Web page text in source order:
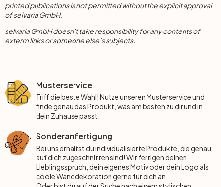
Wandtattoo & Bilderrahmen
Wandtattoo & Uhrwerk
Wandtattoo & 3D Schmetterlinge
Familie
Home
Künstler
Wandbilder-Set
Rund Bilder
Quadratische Bilder
3-teilig
Selbstklebend
Papiertapeten
Tapeten Gold
Tapeten Grau
Tapeten Gelb
Tischplatten
Heimtextilien
printed publications is not permitted without the explicit approval
of selvaria GmbH.
selvaria GmbH doesn’t take responsibility for any contents of
exterm links or someone else’s subjects.
Musterservice
Triff die beste Wahl! Nutze unseren Musterservice und
finde genau das Produkt, was am besten zu dir und in
dein Zuhause passt.
Sonderanfertigung
Bei uns erhältst du individualisierte Produkte, die genau
auf dich zugeschnitten sind! Wir fertigen deinen
Lieblingsspruch, dein eigenes Motiv oder dein Logo als
coole Wanddekoration gerne für dich an.